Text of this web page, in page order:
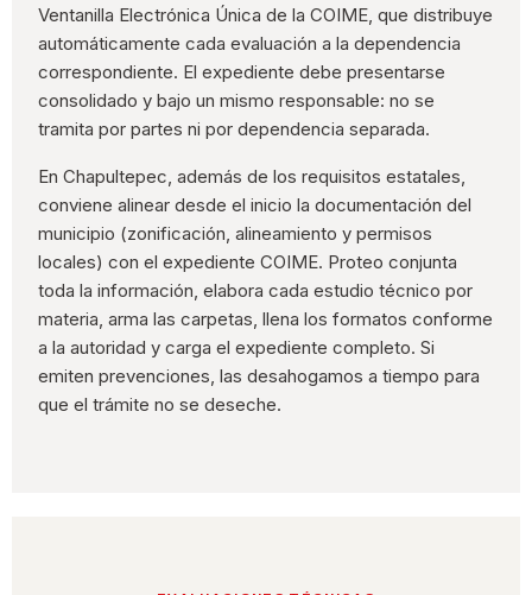
Ventanilla Electrónica Única de la COIME, que distribuye
automáticamente cada evaluación a la dependencia
correspondiente. El expediente debe presentarse
consolidado y bajo un mismo responsable: no se
tramita por partes ni por dependencia separada.
En Chapultepec, además de los requisitos estatales,
conviene alinear desde el inicio la documentación del
municipio (zonificación, alineamiento y permisos
locales) con el expediente COIME. Proteo conjunta
toda la información, elabora cada estudio técnico por
materia, arma las carpetas, llena los formatos conforme
a la autoridad y carga el expediente completo. Si
emiten prevenciones, las desahogamos a tiempo para
que el trámite no se deseche.